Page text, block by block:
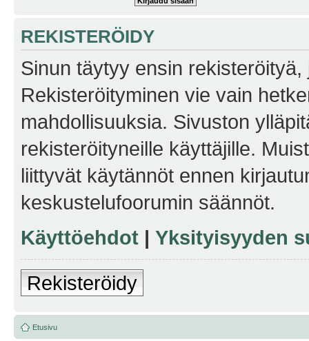
REKISTERÖIDY
Sinun täytyy ensin
Rekisteröityminen vie vain
mahdollisuuksia. Sivuston
rekisteröityneille käyttäjille.
liittyvät käytännöt ennen
keskustelufoorumin säännöt.
Käyttöehdot | Yksityisyyden
Rekisteröidy
Etusivu